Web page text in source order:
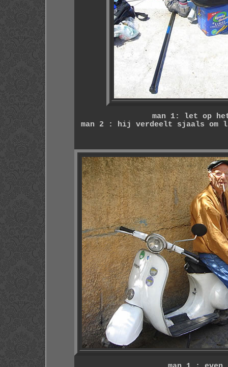
man 1: let op
man 2 : hij verdeelt sjaals om